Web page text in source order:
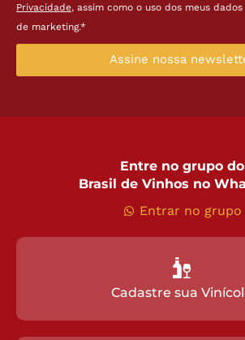
Privacidade, assim como o uso dos meus
de marketing.*
Assine nossa
Entre no grupo do
Brasil de Vinhos no
Entrar no grupo
Cadastre sua